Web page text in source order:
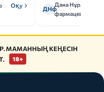
Оқу ДНф
Дана
фармацевт
МАМАННЫҢ КЕҢЕСІН
18+